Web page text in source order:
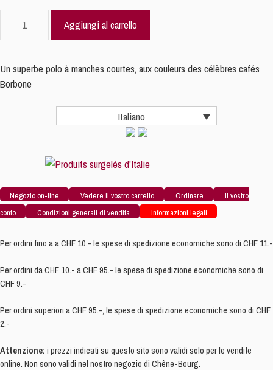
-
Borbone
Aggiungi al carrello
Un superbe polo à manches courtes, aux couleurs des célèbres cafés
Borbone
Italiano
Negozio on-line Vedere il vostro carrello Ordinare
Il vostro
conto
Condizioni generali di vendita Informazioni legali
Per ordini fino a a CHF 10.- le spese di spedizione economiche sono di CHF 11.-
Per ordini da CHF 10.- a CHF 95.- le spese di spedizione economiche sono di
CHF 9.-
Per ordini superiori a CHF 95.-, le spese di spedizione economiche sono di CHF
2.-
Attenzione: i prezzi indicati su questo sito sono validi solo per le vendite
online. Non sono validi nel nostro negozio di Chêne-Bourg.